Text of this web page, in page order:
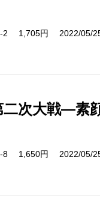
2 1,705円 2022/05/
二次大戦―素
8 1,650円 2022/05/